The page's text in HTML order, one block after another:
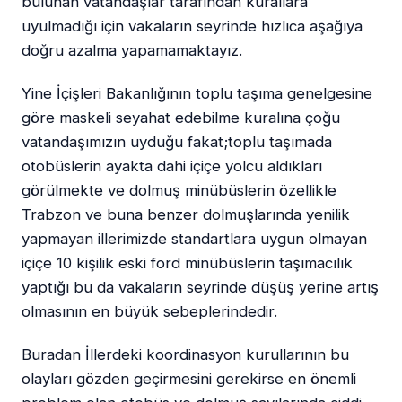
uyulmadığı için vakaların seyrinde hızlıca aşağıya
doğru azalma yapamamaktayız.
Yine İçişleri Bakanlığının toplu taşıma genelgesine
göre maskeli seyahat edebilme kuralına çoğu
vatandaşımızın uyduğu fakat;toplu taşımada
otobüslerin ayakta dahi içiçe yolcu aldıkları
görülmekte ve dolmuş minübüslerin özellikle
Trabzon ve buna benzer dolmuşlarında yenilik
yapmayan illerimizde standartlara uygun olmayan
içiçe 10 kişilik eski ford minübüslerin taşımacılık
yaptığı bu da vakaların seyrinde düşüş yerine artış
olmasının en büyük sebeplerindedir.
Buradan İllerdeki koordinasyon kurullarının bu
olayları gözden geçirmesini gerekirse en önemli